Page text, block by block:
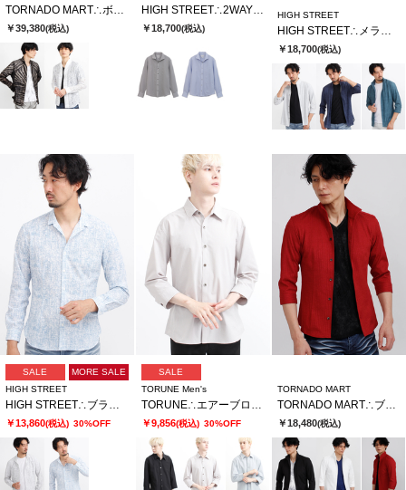
TORNADO MART∴ボタニークブリリオシャツ
￥39,380(税込)
HIGH STREET∴2WAYサッカーストライプカッタウェイシャツ
￥18,700(税込)
HIGH STREET
HIGH STREET∴メランジプリントオブロングシチブソデシャツ
￥18,700(税込)
SALE
MORE SALE
HIGH STREET
HIGH STREET∴ブラッシュプリントサッカーショートウイングシャツ
￥13,860(税込) 30%OFF
SALE
TORUNE Men's
TORUNE∴エアーブロックストライプ7分袖シャツ
￥9,856(税込) 30%OFF
TORNADO MART
TORNADO MART∴ブライトメッシュテレコ7分袖シャツ
￥18,480(税込)